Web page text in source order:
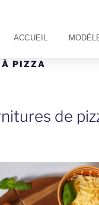
ACCUEIL
À PIZZA
de